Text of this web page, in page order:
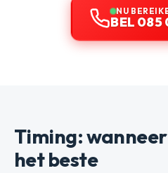
NU
BEL 085
Timing:
het beste